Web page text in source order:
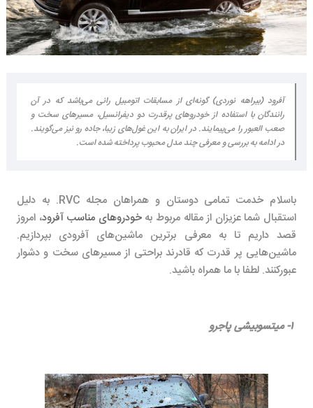
آفرود (بیراهه نوردی) گونه‌ای از مسابقات اتومبیل رانی می‌باشد که در آن
رانندگان با استفاده از خودروهای پرقدرت دو دیفرانسیل، مسیرهای سخت و
صعب العبور را می‌پیمایند. در ایران به این غول‌های زیبا، جاده رو نیز می‌گویند.
در ادامه به بررسی و معرفی چند مدل محبوب پرداخته شده است.
باسلام خدمت تمامی دوستان و همراهان مجله RVC. به دلیل
استقبال شما عزیزان از مقاله مربوط بهخودروهای مناسب آفرود، امروز
قصد داریم تا به معرفی برترین ماشین‌های آفرودی بپردازیم.
ماشین‌هایی پر قدرت که قادرند براحتی از مسیرهای سخت و دشوار
عبورکنند. لطفا با ما همراه باشید.
۱- میتسوبیشی پاجرو